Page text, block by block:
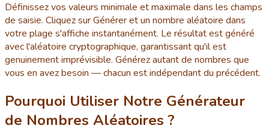
Définissez vos valeurs minimale et maximale dans les champs
de saisie. Cliquez sur Générer et un nombre aléatoire dans
votre plage s'affiche instantanément. Le résultat est généré
avec l'aléatoire cryptographique, garantissant qu'il est
genuinement imprévisible. Générez autant de nombres que
vous en avez besoin — chacun est indépendant du précédent.
Pourquoi Utiliser Notre Générateur
de Nombres Aléatoires ?